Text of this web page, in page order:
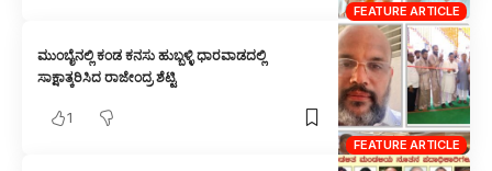
FEATURE ARTICLE
FEATURE ARTICLE
ಮುಂಬೈನಲ್ಲಿ ಕಂಡ ಕನಸು ಹುಬ್ಬಳ್ಳಿ ಧಾರವಾಡದಲ್ಲಿ
ಸಾಕ್ಷಾತ್ಕರಿಸಿದ ರಾಜೇಂದ್ರ ಶೆಟ್ಟಿ
1